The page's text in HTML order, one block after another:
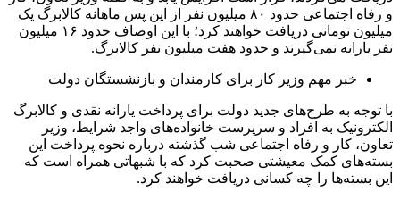
و رفاه اجتماعی حدود ۸۰ میلیون نفر از این پس ماهانه کالابرگ یک
میلیون تومانی دریافت خواهند کرد؛ با این اوصاف حدود ۱۶ میلیون
نفر یارانه نمی‌گیرند و حدود هفت میلیون نفر کالابرگ.
خبر مهم وزیر کار برای کارمندان و بازنشستگان دولت
با توجه به طرح‌های جدید دولت برای پرداخت یارانه نقدی و کالابرگ
الکترونیک به افراد و سرپرست خانواده‌های واجد شرایط، وزیر
تعاون، کار و رفاه اجتماعی شب گذشته درباره نحوه پرداخت این
بسته‌های کمک معیشتی صحبت کرد که با شبهاتی همراه است که
این بسته‌ها را چه کسانی دریافت خواهند کرد.